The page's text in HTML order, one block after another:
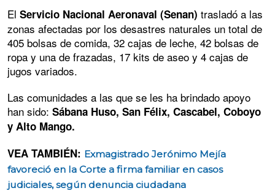
El Servicio Nacional Aeronaval (Senan) trasladó a las
zonas afectadas por los desastres naturales un total de
405 bolsas de comida, 32 cajas de leche, 42 bolsas de
ropa y una de frazadas, 17 kits de aseo y 4 cajas de
jugos variados.
Las comunidades a las que se les ha brindado apoyo
han sido: Sábana Huso, San Félix, Cascabel, Coboyo
y Alto Mango.
VEA TAMBIÉN: Exmagistrado Jerónimo Mejía
favoreció en la Corte a firma familiar en casos
judiciales, según denuncia ciudadana